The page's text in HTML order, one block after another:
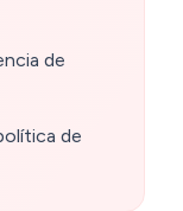
de
de